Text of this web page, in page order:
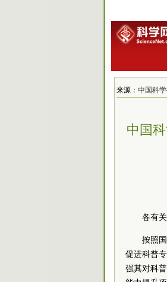
来源： 中国科
中国
各有
按照
促进科普
强其对科